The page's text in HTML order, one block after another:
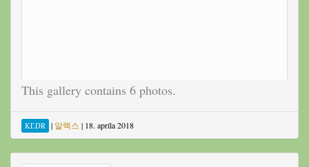
This gallery contains 6 photos.
KĽDR | 알렉스 | 18. apríla 2018